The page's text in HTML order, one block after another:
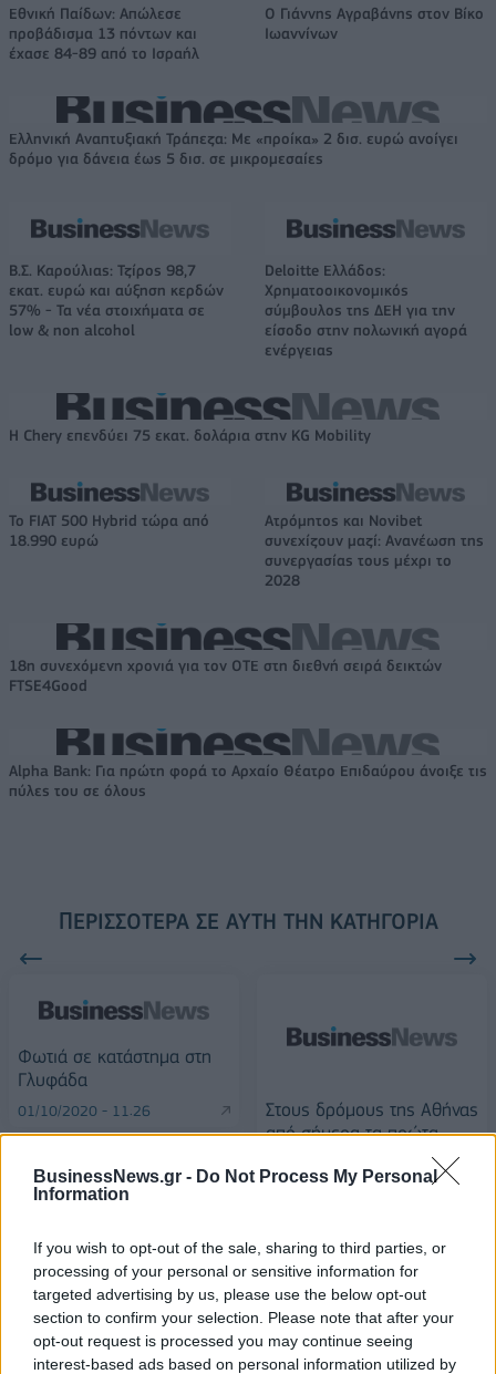
BusinessNews.gr - Do Not Process My Personal
Information
If you wish to opt-out of the sale, sharing to third parties, or
processing of your personal or sensitive information for
targeted advertising by us, please use the below opt-out
section to confirm your selection. Please note that after your
opt-out request is processed you may continue seeing
interest-based ads based on personal information utilized by
Εθνική Παίδων: Απώλεσε
προβάδισμα 13 πόντων και
έχασε 84-89 από το Ισραήλ
Ο Γιάννης Αγραβάνης στον Βίκο
Ιωαννίνων
Ελληνική Αναπτυξιακή Τράπεζα: Με «προίκα» 2 δισ. ευρώ ανοίγει
δρόμο για δάνεια έως 5 δισ. σε μικρομεσαίες
Β.Σ. Καρούλιας: Τζίρος 98,7
εκατ. ευρώ και αύξηση κερδών
57% - Τα νέα στοιχήματα σε
low & non alcohol
Deloitte Ελλάδος:
Χρηματοοικονομικός
σύμβουλος της ΔΕΗ για την
είσοδο στην πολωνική αγορά
ενέργειας
Η Chery επενδύει 75 εκατ. δολάρια στην KG Mobility
Το FIAT 500 Hybrid τώρα από
18.990 ευρώ
Ατρόμητος και Novibet
συνεχίζουν μαζί: Ανανέωση της
συνεργασίας τους μέχρι το
2028
18η συνεχόμενη χρονιά για τον ΟΤΕ στη διεθνή σειρά δεικτών
FTSE4Good
Alpha Bank: Για πρώτη φορά το Αρχαίο Θέατρο Επιδαύρου άνοιξε τις
πύλες του σε όλους
ΠΕΡΙΣΣΌΤΕΡΑ ΣΕ ΑΥΤΉ ΤΗΝ ΚΑΤΗΓΟΡΊΑ
Φωτιά σε κατάστημα στη
Γλυφάδα
01/10/2020 - 11:26
Στους δρόμους της Αθήνας
από σήμερα τα πρώτα
λεωφορεία των ΚΤΕΛ
01/10/2020 - 11:39